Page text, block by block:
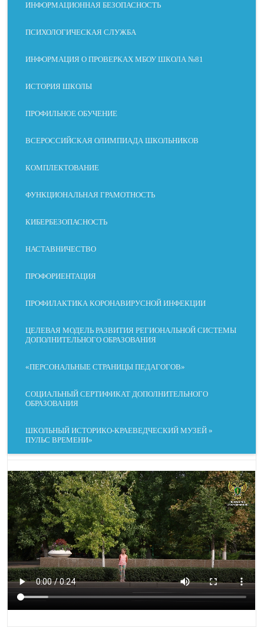
ИНФОРМАЦИОННАЯ БЕЗОПАСНОСТЬ
ПСИХОЛОГИЧЕСКАЯ СЛУЖБА
ИНФОРМАЦИЯ О ПРОВЕРКАХ МБОУ ШКОЛА №81
ИСТОРИЯ ШКОЛЫ
ПРОФИЛЬНОЕ ОБУЧЕНИЕ
ВСЕРОССИЙСКАЯ ОЛИМПИАДА ШКОЛЬНИКОВ
КОМПЛЕКТОВАНИЕ
ФУНКЦИОНАЛЬНАЯ ГРАМОТНОСТЬ
КИБЕРБЕЗОПАСНОСТЬ
НАСТАВНИЧЕСТВО
ПРОФОРИЕНТАЦИЯ
ПРОФИЛАКТИКА КОРОНАВИРУСНОЙ ИНФЕКЦИИ
ЦЕЛЕВАЯ МОДЕЛЬ РАЗВИТИЯ РЕГИОНАЛЬНОЙ СИСТЕМЫ
ДОПОЛНИТЕЛЬНОГО ОБРАЗОВАНИЯ
«ПЕРСОНАЛЬНЫЕ СТРАНИЦЫ ПЕДАГОГОВ»
СОЦИАЛЬНЫЙ СЕРТИФИКАТ ДОПОЛНИТЕЛЬНОГО
ОБРАЗОВАНИЯ
ШКОЛЬНЫЙ ИСТОРИКО-КРАЕВЕДЧЕСКИЙ МУЗЕЙ »
ПУЛЬС ВРЕМЕНИ»
ЗРЕНИЕ
МЕЖСТРОЧНЫЙ
ШРИФТ ДЛЯ
КОНТРАСТ ОТТЕНКИ СЕРОГО
СКРЫТЬ
ИЗОБРАЖЕНИЯ
ПОДСВЕТИТЬ
ССЫЛКИ